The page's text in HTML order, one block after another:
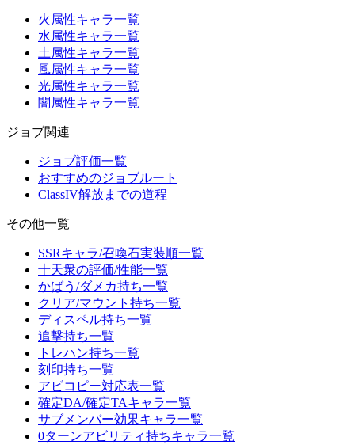
火属性キャラ一覧
水属性キャラ一覧
土属性キャラ一覧
風属性キャラ一覧
光属性キャラ一覧
闇属性キャラ一覧
ジョブ関連
ジョブ評価一覧
おすすめのジョブルート
ClassIV解放までの道程
その他一覧
SSRキャラ/召喚石実装順一覧
十天衆の評価/性能一覧
かばう/ダメカ持ち一覧
クリア/マウント持ち一覧
ディスペル持ち一覧
追撃持ち一覧
トレハン持ち一覧
刻印持ち一覧
アビコピー対応表一覧
確定DA/確定TAキャラ一覧
サブメンバー効果キャラ一覧
0ターンアビリティ持ちキャラ一覧